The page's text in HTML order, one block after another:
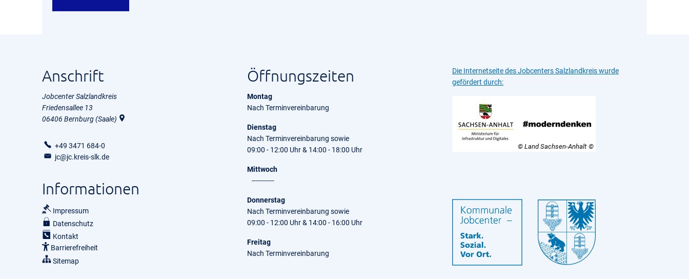
Anschrift
Jobcenter Salzlandkreis
Friedensallee 13
06406 Bernburg (Saale)
+49 3471 684-0
jc@jc.kreis-slk.de
Informationen
Impressum
Datenschutz
Kontakt
Barrierefreiheit
Sitemap
Öffnungszeiten
Montag
Nach Terminvereinbarung
Dienstag
Nach Terminvereinbarung sowie
09:00 - 12:00 Uhr & 14:00 - 18:00 Uhr
Mittwoch
-----------
Donnerstag
Nach Terminvereinbarung sowie
09:00 - 12:00 Uhr & 14:00 - 16:00 Uhr
Freitag
Nach Terminvereinbarung
Die Internetseite des Jobcenters Salzlandkreis wurde
gefördert durch:
© Land Sachsen-Anhalt